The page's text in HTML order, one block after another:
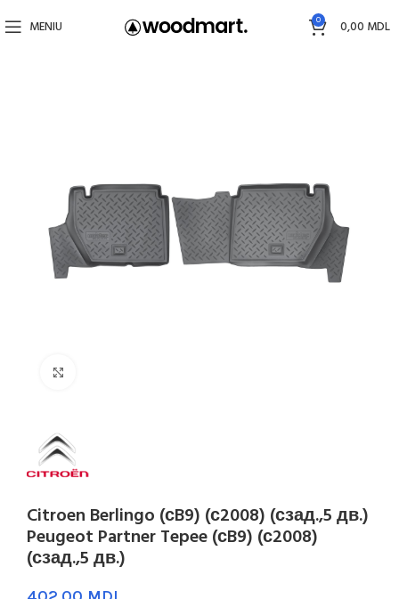
MENIU 0 0,00 MDL
Citroen Berlingo (сB9) (с2008) (сзад.,5 дв.)
Peugeot Partner Tepee (сB9) (с2008)
(сзад.,5 дв.)